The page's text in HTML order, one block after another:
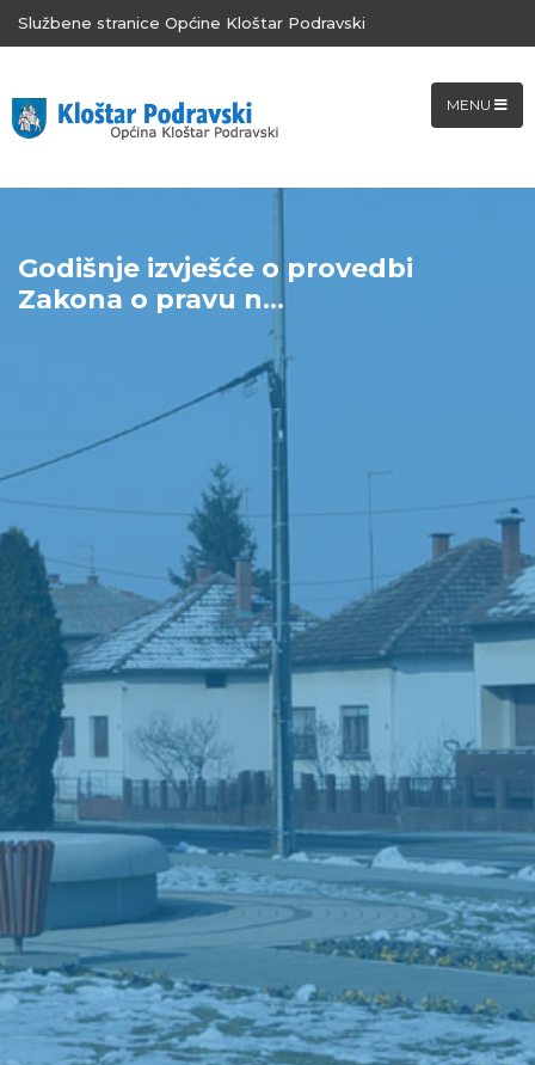
Službene stranice Općine Kloštar Podravski
MENU
Godišnje izvješće o provedbi
Zakona o pravu n...